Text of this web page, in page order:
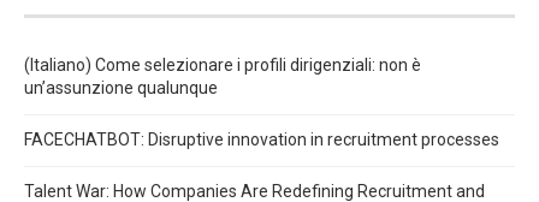
(Italiano) Come selezionare i profili dirigenziali: non è
un’assunzione qualunque
FACECHATBOT: Disruptive innovation in recruitment processes
Talent War: How Companies Are Redefining Recruitment and